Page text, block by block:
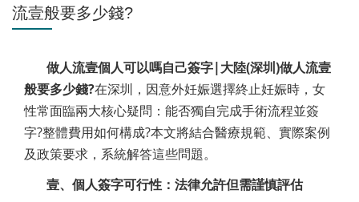
流壹般要多少錢?
做人流壹個人可以嗎自己簽字|大陸(深圳)做人流壹
般要多少錢?在深圳，因意外妊娠選擇終止妊娠時，女
性常面臨兩大核心疑問：能否獨自完成手術流程並簽
字?整體費用如何構成?本文將結合醫療規範、實際案例
及政策要求，系統解答這些問題。
壹、個人簽字可行性：法律允許但需謹慎評估